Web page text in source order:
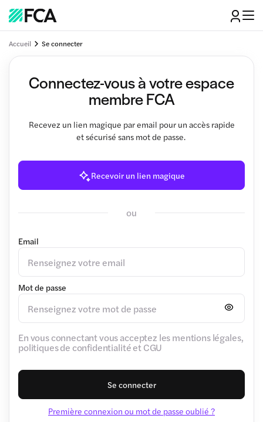
Accueil Se connecter
Connectez-vous à votre espace
membre FCA
Recevez un lien magique par email pour un accès rapide
et sécurisé sans mot de passe.
Recevoir un lien magique
ou
Email
Mot de passe
En vous connectant vous acceptez les mentions légales,
politiques de confidentialité et CGU
Se connecter
Première connexion ou mot de passe oublié ?